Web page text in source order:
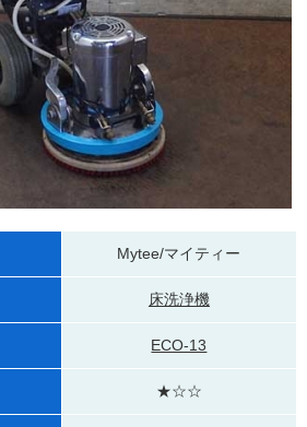
Mytee/マイティー
床洗浄機
ECO-13
★☆☆